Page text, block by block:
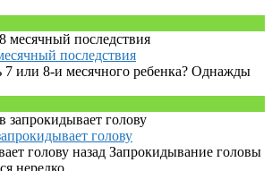
последствия
7 или 8-и месячного ребенка? Однажды
голову
голову назад Запрокидывание головы